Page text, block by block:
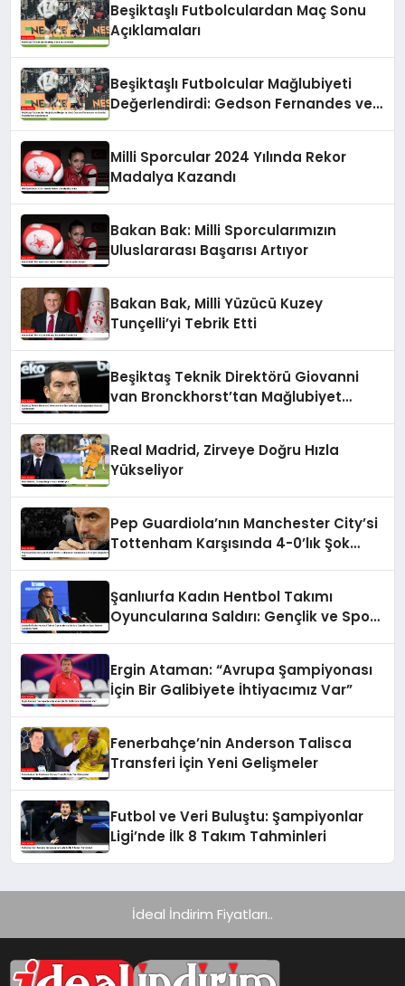
Beşiktaşlı Futbolculardan Maç Sonu
Açıklamaları
Beşiktaşlı Futbolcular Mağlubiyeti
Değerlendirdi: Gedson Fernandes ve
Milli Sporcular 2024 Yılında Rekor
Madalya Kazandı
Bakan Bak: Milli Sporcularımızın
Uluslararası Başarısı Artıyor
Bakan Bak, Milli Yüzücü Kuzey
Tunçelli’yi Tebrik Etti
Beşiktaş Teknik Direktörü Giovanni
van Bronckhorst’tan Mağlubiyet
Real Madrid, Zirveye Doğru Hızla
Yükseliyor
Pep Guardiola’nın Manchester City’si
Tottenham Karşısında 4-0’lık Şok
Şanlıurfa Kadın Hentbol Takımı
Oyuncularına Saldırı: Gençlik ve Spor
Ergin Ataman: “Avrupa Şampiyonası
İçin Bir Galibiyete İhtiyacımız Var”
Fenerbahçe’nin Anderson Talisca
Transferi İçin Yeni Gelişmeler
Futbol ve Veri Buluştu: Şampiyonlar
Ligi’nde İlk 8 Takım Tahminleri
İdeal İndirim Fiyatları..